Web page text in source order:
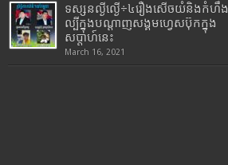
ទស្សនល្ងីល្ងើ÷៤រឿងសើចយំនិងកំហឹង
ល្បីក្នុងបណ្តាញសង្គមហ្វេសប៊ុកក្នុង
សប្តាហ៍នេះ
March 16, 2021